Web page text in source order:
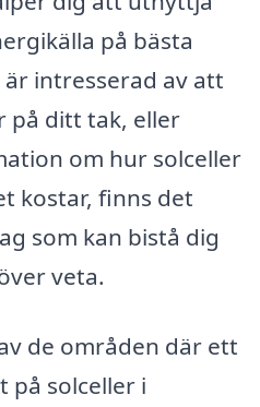
på bästa
intresserad av att
på ditt tak, eller
om hur solceller
kostar, finns det
som kan bistå dig
veta.
de områden där ett
på solceller i